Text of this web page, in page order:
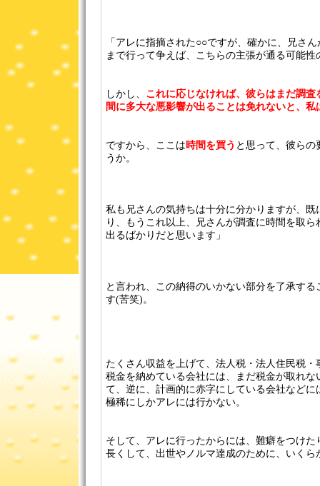
「アレに指摘された○○ですが、確かに、兄さ
まで行って争えば、こちらの主張が通る可能
しかし、 これに応じなければ、彼らはまだ調
間に多大な悪影響が出ることは免れないと、私
ですから、ここは時間を買う と思って、彼ら
うか。
私も兄さんの気持ちは十分に分かりますが、
り、もうこれ以上、兄さんが調査に時間を取
出るばかりだと思います」
と言われ、この納得のいかない部分を了承す
す(苦笑)。
たくさん収益を上げて、法人税・法人住民税
税金を納めている会社には、まだ税金が取れ
て、逆に、計画的に赤字にしている会社など
極稀にしかアレには行かない。
そして、アレに行ったからには、難癖をつけ
長くして、出世やノルマ達成のために、いく